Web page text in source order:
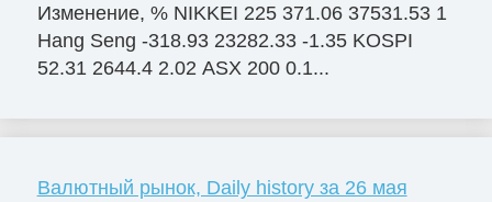
Изменение, % NIKKEI 225 371.06 37531.53 1
Hang Seng -318.93 23282.33 -1.35 KOSPI
52.31 2644.4 2.02 ASX 200 0.1...
Валютный рынок, Daily history за 26 мая